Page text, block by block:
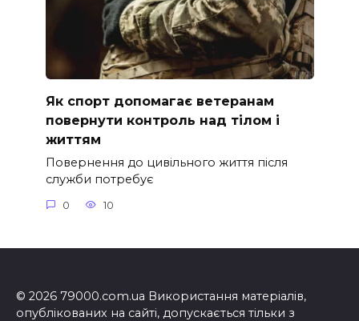
Як спорт допомагає ветеранам
повернути контроль над тілом і
життям
Повернення до цивільного життя після
служби потребує
0 10
© 2026 79000.com.ua Використання матеріалів,
опублікованих на сайті, допускається тільки з